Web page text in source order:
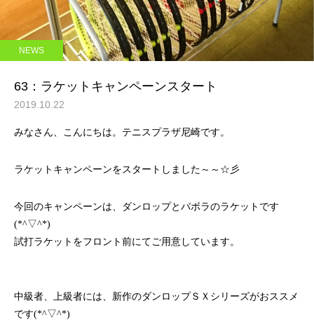
キャンペーン
259：箕面でナポレオンパ
イ
NEWS
258：最高の居酒屋さ
タンドツマミグイ
NEWS
63：ラケットキャンペーンスタート
2019.10.22
みなさん、こんにちは。テニスプラザ尼崎です。
ラケットキャンペーンをスタートしました～～☆彡
今回のキャンペーンは、ダンロップとバボラのラケットです
(*^▽^*)
試打ラケットをフロント前にてご用意しています。
中級者、上級者には、新作のダンロップＳＸシリーズがおススメ
です(*^▽^*)